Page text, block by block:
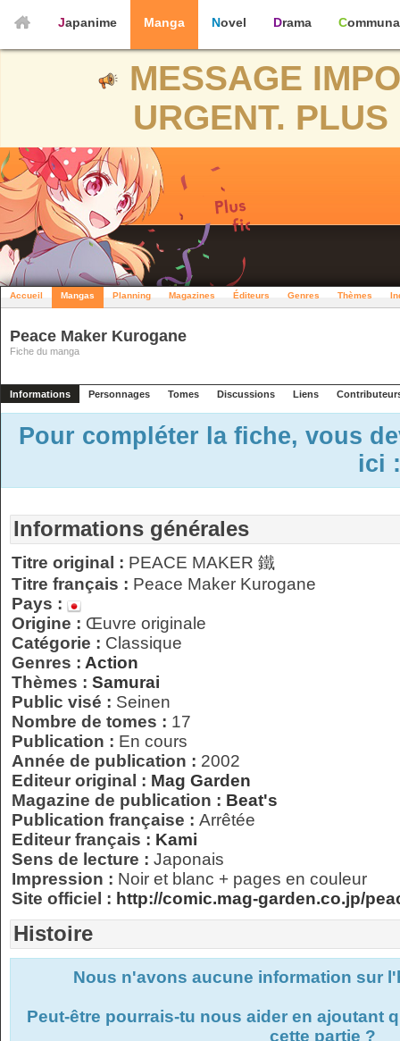
Japanime Manga Novel Drama
MESSAGE
URGENT.
Accueil Mangas Planning Magazines Éditeurs Genres Thèmes
Peace Maker Kurogane
Fiche du manga
Informations Personnages Tomes Discussions Liens
Pour compléter la fiche, vous
ici
Informations générales
Titre original : PEACE MAKER 鐵
Titre français : Peace Maker Kurogane
Pays :
Origine : Œuvre originale
Catégorie : Classique
Genres : Action
Thèmes : Samurai
Public visé : Seinen
Nombre de tomes : 17
Publication : En cours
Année de publication : 2002
Editeur original : Mag Garden
Magazine de publication : Beat's
Publication française : Arrêtée
Editeur français : Kami
Sens de lecture : Japonais
Impression : Noir et blanc + pages en couleur
Site officiel : http://comic.mag-garden.co.jp/
Histoire
Nous n'avons aucune information sur
Peut-être pourrais-tu nous aider en ajoutant
cette partie ?